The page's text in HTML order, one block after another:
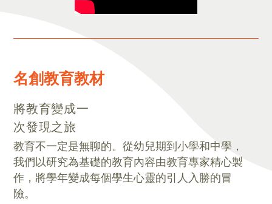
名創教育教材
將教育變成一
次發現之旅
教育不一定是無聊的。從幼兒期到小學和中學，
我們以研究為基礎的教育內容由教育專家精心製
作，將學年變成每個學生心靈的引人入勝的冒
險。